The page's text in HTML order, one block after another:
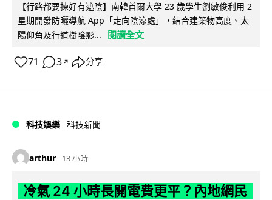
【行路都要揀好有遮陰】南韓首爾大學 23 歲學生劉敏俊利用 2
星期開發防曬導航 App「走向陰涼處」，結合建築物高度、太
陽仰角及行道樹陰影...
閱讀全文
71 3 ↗ 分享
科技娛樂 科技新聞
arthur 13 小時
冷氣 24 小時長開電費更平？內地網民